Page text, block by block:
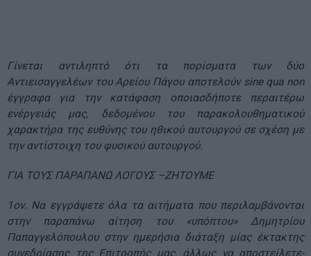
Γίνεται αντιληπτό ότι τα πορίσματα των δύο
Αντιεισαγγελέων του Αρείου Πάγου αποτελούν sine qua non
έγγραφα για την κατάφαση οποιασδήποτε περαιτέρω
ενέργειάς μας, δεδομένου του παρακολουθηματικού
χαρακτήρα της ευθύνης του ηθικού αυτουργού σε σχέση με
την αντίστοιχη του φυσικού αυτουργού.
ΓΙΑ ΤΟΥΣ ΠΑΡΑΠΑΝΩ ΛΟΓΟΥΣ –ΖΗΤΟΥΜΕ
1ον. Να εγγράψετε όλα τα αιτήματα που περιλαμβάνονται
στην παραπάνω αίτηση του «υπόπτου» Δημητρίου
Παπαγγελόπουλου στην ημερήσια διάταξη μίας έκτακτης